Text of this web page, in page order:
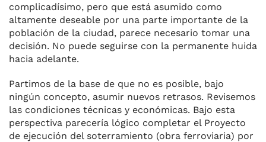
complicadísimo, pero que está asumido como
altamente deseable por una parte importante de la
población de la ciudad, parece necesario tomar una
decisión. No puede seguirse con la permanente huida
hacia adelante.
Partimos de la base de que no es posible, bajo
ningún concepto, asumir nuevos retrasos. Revisemos
las condiciones técnicas y económicas. Bajo esta
perspectiva parecería lógico completar el Proyecto
de ejecución del soterramiento (obra ferroviaria) por